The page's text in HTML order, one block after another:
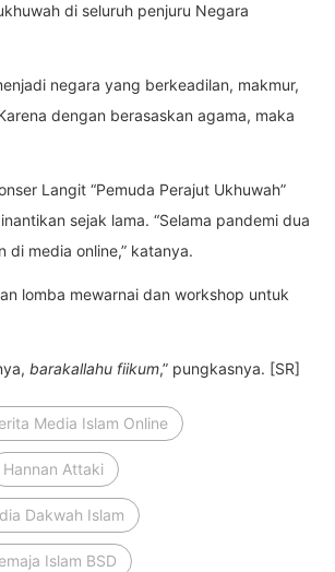
di seluruh penjuru Negara
negara yang berkeadilan, makmur,
dengan berasaskan agama, maka
Langit “Pemuda Perajut Ukhuwah”
sejak lama. “Selama pandemi dua
media online,” katanya.
lomba mewarnai dan workshop untuk
barakallahu fiikum,” pungkasnya. [SR]
Media Islam Online
Hannan Attaki
Dakwah Islam
Islam BSD